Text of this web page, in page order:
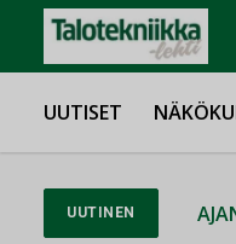
UUTISET
UUTINEN